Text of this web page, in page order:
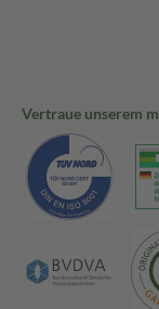
Vertraue unserem